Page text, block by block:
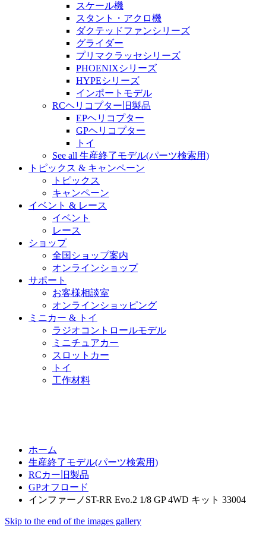
スケール機
スタント・アクロ機
ダクテッドファンシリーズ
グライダー
プリマクラッセシリーズ
PHOENIXシリーズ
HYPEシリーズ
インポートモデル
RCヘリコプター旧製品
EPヘリコプター
GPヘリコプター
トイ
See all 生産終了モデル(パーツ検索用)
トピックス & キャンペーン
トピックス
キャンペーン
イベント & レース
イベント
レース
ショップ
全国ショップ案内
オンラインショップ
サポート
お客様相談室
オンラインショッピング
ミニカー & トイ
ラジオコントロールモデル
ミニチュアカー
スロットカー
トイ
工作材料
ホーム
生産終了モデル(パーツ検索用)
RCカー旧製品
GPオフロード
インファーノST-RR Evo.2 1/8 GP 4WD キット 33004
Skip to the end of the images gallery